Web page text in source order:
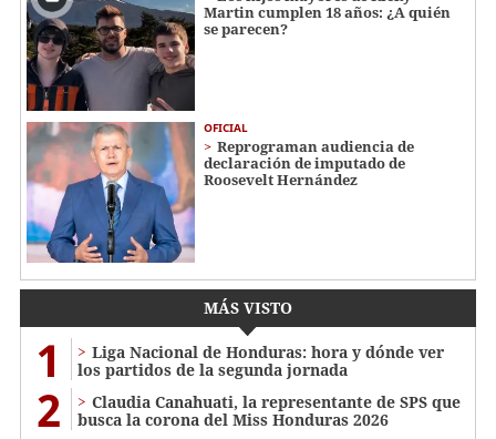
Martin cumplen 18 años: ¿A quién
se parecen?
OFICIAL
Reprograman audiencia de
declaración de imputado de
Roosevelt Hernández
MÁS VISTO
1
Liga Nacional de Honduras: hora y dónde ver
los partidos de la segunda jornada
2
Claudia Canahuati, la representante de SPS que
busca la corona del Miss Honduras 2026